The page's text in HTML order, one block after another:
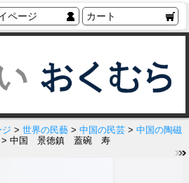
ページ カート
> 世界の民藝 > 中国の民芸 > 中国の陶磁
> 中国 景徳鎮 蓋碗 寿